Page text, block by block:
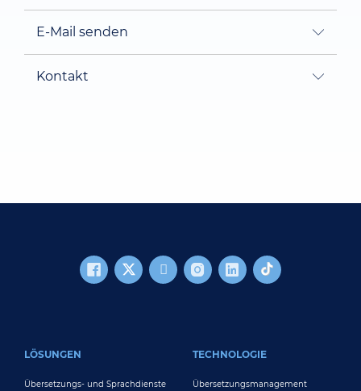
E-Mail senden
Kontakt
LÖSUNGEN
Übersetzungs- und Sprachdienste
TECHNOLOGIE
Übersetzungsmanagement